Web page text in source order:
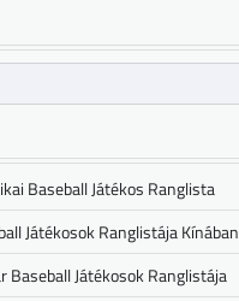
Baseball Játékos Ranglista
Játékosok Ranglistája Kínában
Baseball Játékosok Ranglistája